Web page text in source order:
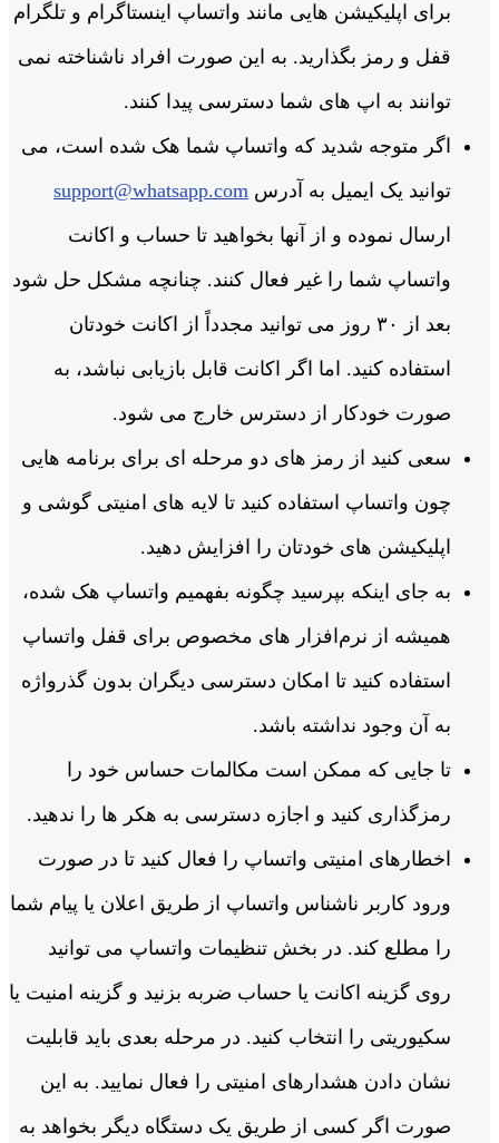
برای اپلیکیشن ‌هایی مانند واتساپ اینستاگرام و تلگرام
قفل و رمز بگذارید. به این صورت افراد ناشناخته نمی
‌توانند به اپ ‌های شما دسترسی پیدا کنند.
اگر متوجه شدید که واتساپ شما هک شده است، می‌
توانید یک ایمیل به آدرس support@whatsapp.com
ارسال نموده و از آنها بخواهید تا حساب و اکانت
واتساپ شما را غیر فعال کنند. چنانچه مشکل حل شود
بعد از ۳۰ روز می ‌توانید مجدداً از اکانت خودتان
استفاده کنید. اما اگر اکانت قابل بازیابی نباشد، به
صورت خودکار از دسترس خارج می ‌شود.
سعی کنید از رمز های دو مرحله ‌ای برای برنامه ‌هایی
چون واتساپ استفاده کنید تا لایه‌ های امنیتی گوشی و
اپلیکیشن‌ های خودتان را افزایش دهید.
به جای اینکه بپرسید چگونه بفهمیم واتساپ هک شده،
همیشه از نرم‌افزار های مخصوص برای قفل واتساپ
استفاده کنید تا امکان دسترسی دیگران بدون گذرواژه
به آن وجود نداشته باشد.
تا جایی که ممکن است مکالمات حساس خود را
رمزگذاری کنید و اجازه دسترسی به هکر ها را ندهید.
اخطارهای امنیتی واتساپ را فعال کنید تا در صورت
ورود کاربر ناشناس واتساپ از طریق اعلان یا پیام‌ شما
را مطلع کند. در بخش تنظیمات واتساپ می‌ توانید
روی گزینه اکانت یا حساب ضربه بزنید و گزینه امنیت یا
سکیوریتی را انتخاب کنید. در مرحله بعدی باید قابلیت
نشان دادن هشدارهای امنیتی را فعال نمایید. به این
صورت اگر کسی از طریق یک دستگاه دیگر بخواهد به